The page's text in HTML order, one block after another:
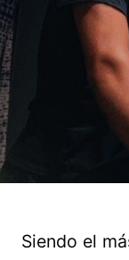
Siendo el